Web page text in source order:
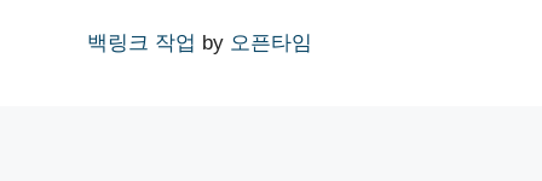
백링크 작업 by 오픈타임